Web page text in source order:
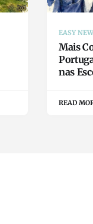
EASY
Mais
nas
READ